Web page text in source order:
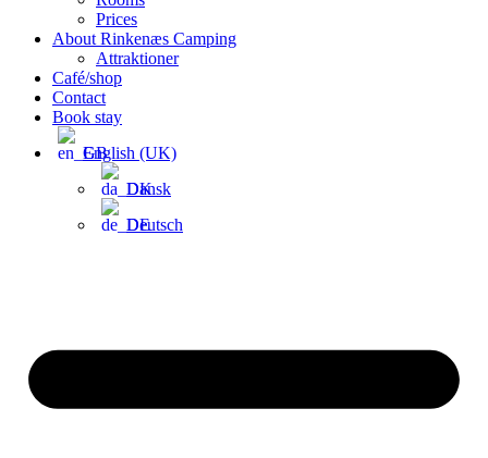
Prices
About Rinkenæs Camping
Attraktioner
Café/shop
Contact
Book stay
English (UK)
Dansk
Deutsch